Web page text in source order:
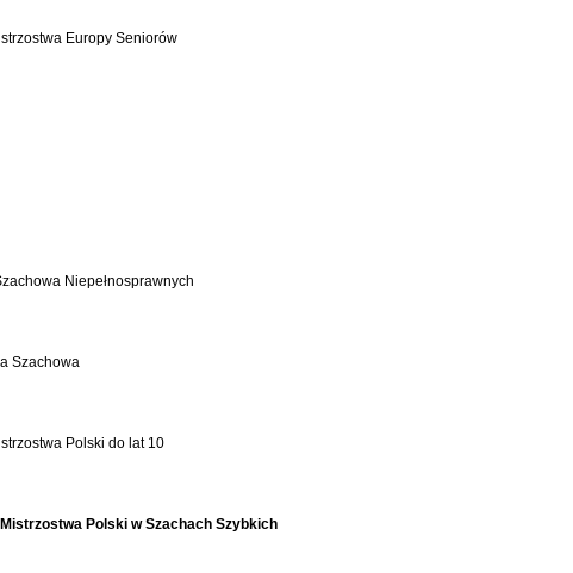
Europy Seniorów
Niepełnosprawnych
Szachowa
Polski do lat 10
Polski w Szachach Szybkich